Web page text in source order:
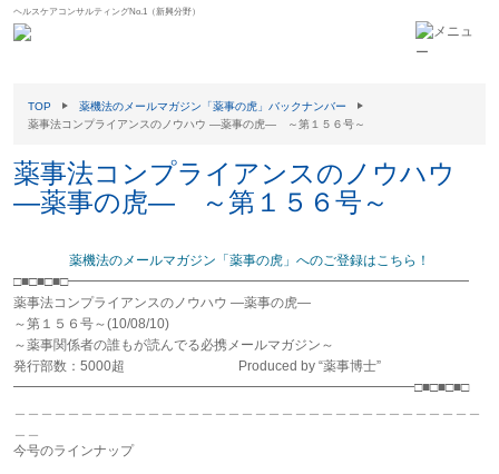
ヘルスケアコンサルティングNo.1（新興分野）
TOP
薬機法のメールマガジン「薬事の虎」バックナンバー
薬事法コンプライアンスのノウハウ ―薬事の虎― ～第１５６号～
薬事法コンプライアンスのノウハウ
―薬事の虎― ～第１５６号～
薬機法のメールマガジン「薬事の虎」へのご登録はこちら！
□■□■□■□━━━━━━━━━━━━━━━━━━━━━━━━━━━━━━
薬事法コンプライアンスのノウハウ ―薬事の虎―
～第１５６号～(10/08/10)
～薬事関係者の誰もが読んでる必携メールマガジン～
発行部数：5000超 Produced by “薬事博士”
━━━━━━━━━━━━━━━━━━━━━━━━━━━━━━□■□■□■□
今号のラインナップ